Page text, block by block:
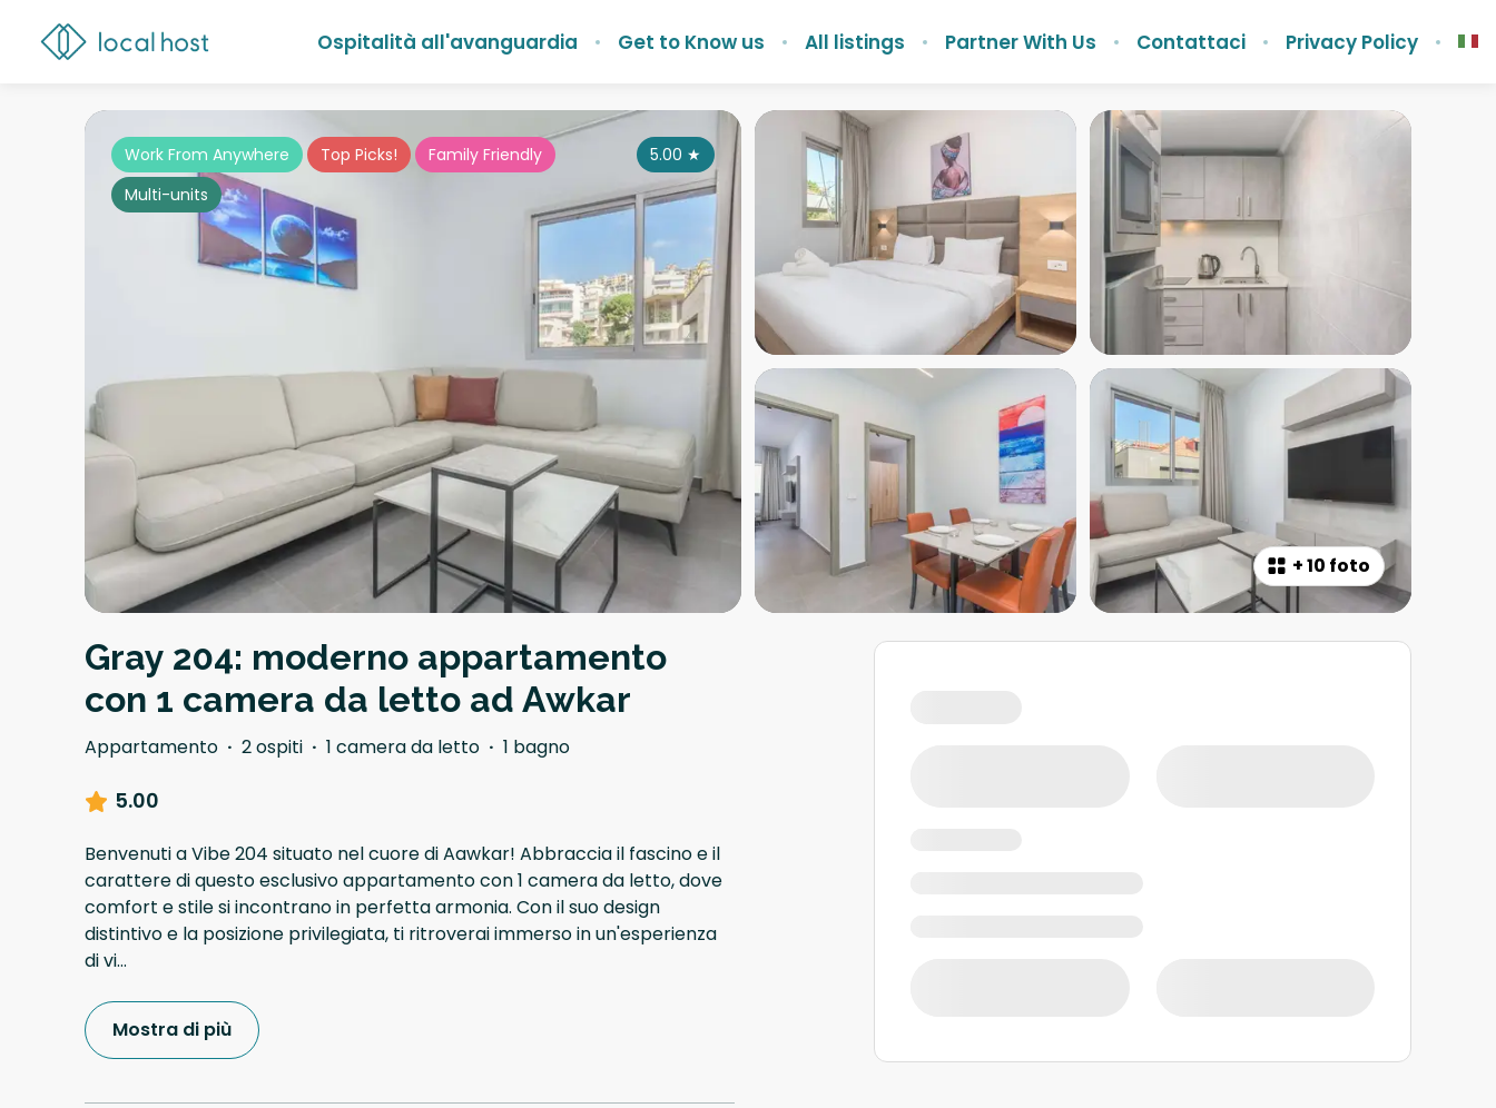
Ospitalità all'avanguardia Get to Know us All listings Partner With Us Contattaci Privacy Policy
+10 foto
5.00 ★
Work From Anywhere Top Picks!
Family Friendly
Multi-units
Gray 204: moderno appartamento
con 1 camera da letto ad Awkar
Appartamento · 2 ospiti · 1 camera da letto · 1 bagno
5.00
Benvenuti a Vibe 204 situato nel cuore di Aawkar! Abbraccia il fascino e il
carattere di questo esclusivo appartamento con 1 camera da letto, dove
comfort e stile si incontrano in perfetta armonia. Con il suo design
distintivo e la posizione privilegiata, ti ritroverai immerso in un'esperienza
di vi...
Mostra di più